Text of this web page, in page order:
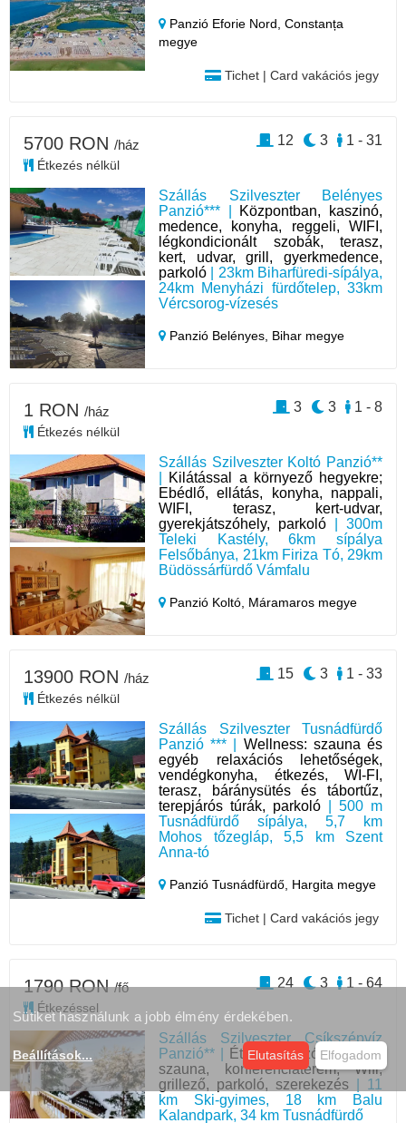
Panzió Eforie Nord,Constanța
megye
Tichet | Card vakációs jegy
Szállás Szilveszter Belényes
Panzió*** | Központban, kaszinó,
medence, konyha, reggeli, WIFI,
légkondicionált szobák, terasz,
kert, udvar, grill, gyerkmedence,
parkoló | 23km Biharfüredi-sípálya,
24km Menyházi fürdőtelep, 33km
Vércsorog-vízesés
Panzió Belényes, Bihar megye
5700 RON /ház
Étkezés nélkül
1 - 31
3
12
Szállás Szilveszter Koltó Panzió**
Kilátással a környező hegyekre;
Ebédlő, ellátás, konyha, nappali,
WIFI, terasz, kert-udvar,
gyerekjátszóhely, parkoló | 300m
Teleki Kastély, 6km sípálya
Felsőbánya, 21km Firiza Tó, 29km
Büdössárfürdő Vámfalu
Panzió Koltó, Máramaros megye
1 RON /ház
Étkezés nélkül
1 - 8
3
3
Szállás Szilveszter Tusnádfürdő
Panzió *** | Wellness: szauna és
egyéb relaxációs lehetőségek,
vendégkonyha, étkezés, WI-FI,
terasz, báránysütés és tábortűz,
terepjárós túrák, parkoló | 500 m
Tusnádfürdő sípálya, 5,7 km
Mohos tőzegláp, 5,5 km Szent
Anna-tó
Panzió Tusnádfürdő, Hargita megye
Tichet | Card vakációs jegy
13900 RON /ház
Étkezés nélkül
1 - 33
3
15
Szállás Szilveszter Csíkszépvíz
Panzió** |
Étterem, úszómedence,
szauna, konferenciaterem, Wifi,
grillező, parkoló, szerekezés | 11
km Ski-gyimes, 18 km Balu
Kalandpark, 34 km Tusnádfürdő
1790 RON/fő
Étkezéssel
1 - 64
3
24
Sütiket használunk a jobb élmény érdekében.
Beállítások... Elutasítás Elfogadom